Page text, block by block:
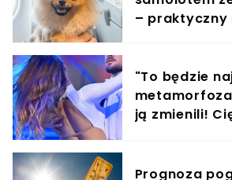
– praktyczny
"To będzie
metamorfoza
ją zmienili!
Prognoza